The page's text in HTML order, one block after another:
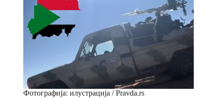
Фотографија: илустрација / Pravda.rs